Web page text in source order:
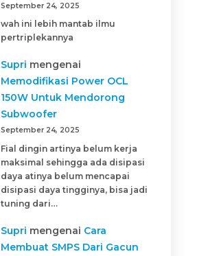
September 24, 2025
wah ini lebih mantab ilmu
pertriplekannya
Supri mengenai
Memodifikasi Power OCL
150W Untuk Mendorong
Subwoofer
September 24, 2025
Fial dingin artinya belum kerja
maksimal sehingga ada disipasi
daya atinya belum mencapai
disipasi daya tingginya, bisa jadi
tuning dari…
Supri mengenai Cara
Membuat SMPS Dari Gacun